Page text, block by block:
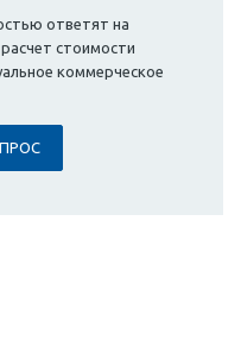
ответят на
стоимости
коммерческое